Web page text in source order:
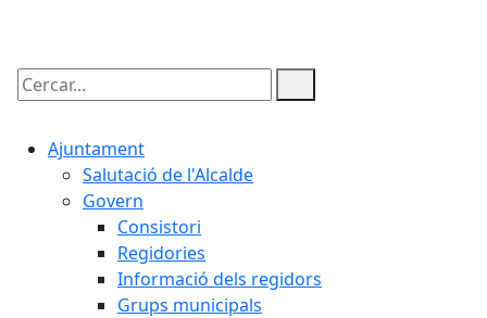
Cercar:
Ajuntament
Salutació de l'Alcalde
Govern
Consistori
Regidories
Informació dels regidors
Grups municipals